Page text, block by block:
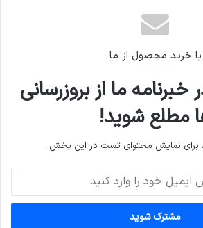
های حادثه امروز روی دیوار
با خرید محصول از ما
ما از بروزرسانی
مطلع شوید!
برای نمایش محتوای تست در این بخش.